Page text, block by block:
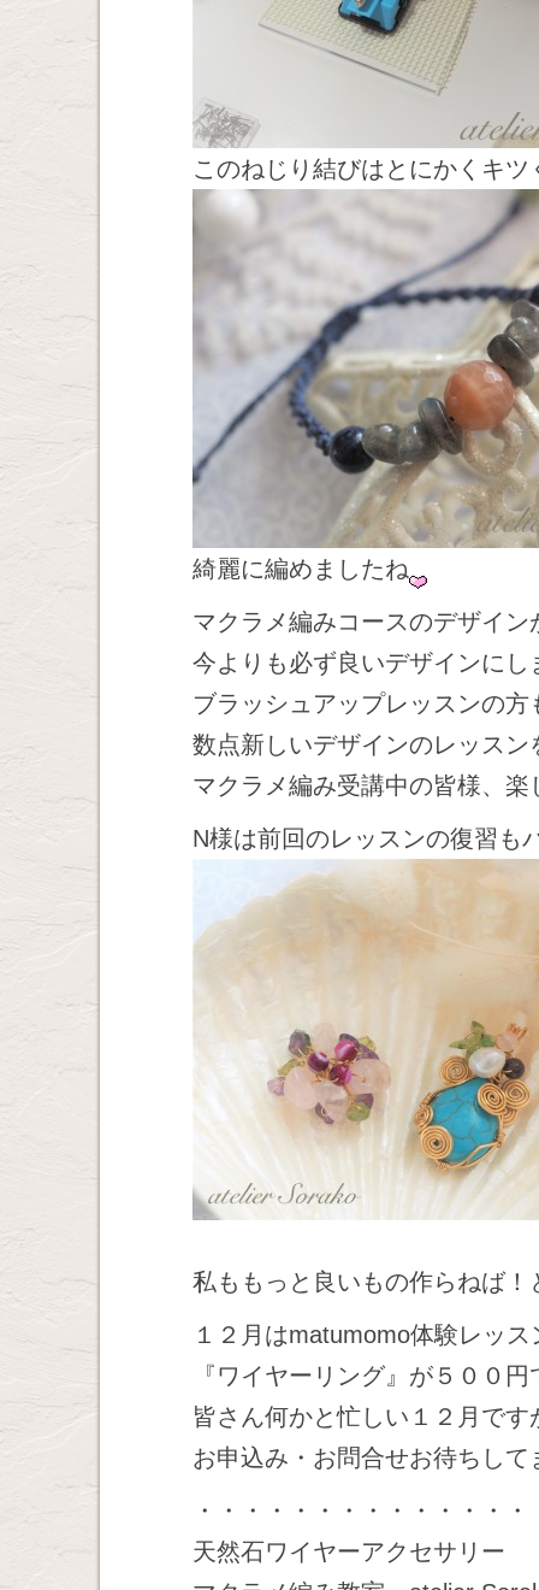
このねじり結びはとにかくキ
綺麗に編めましたね
マクラメ編みコースのデザイ
今よりも必ず良いデザインにし
ブラッシュアップレッスンの方
数点新しいデザインのレッスン
マクラメ編み受講中の皆様、
N様は前回のレッスンの復習も
私ももっと良いもの作らねば
１２月はmatumomo体験レッ
『ワイヤーリング』が５００
皆さん何かと忙しい１２月で
お申込み・お問合せお待ちして
・・・・・・・・・・・・・・
天然石ワイヤーアクセサリー